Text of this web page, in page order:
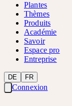
Plantes
Thèmes
Produits
Académie
Savoir
Espace pro
Entreprise
DE FR
Connexion